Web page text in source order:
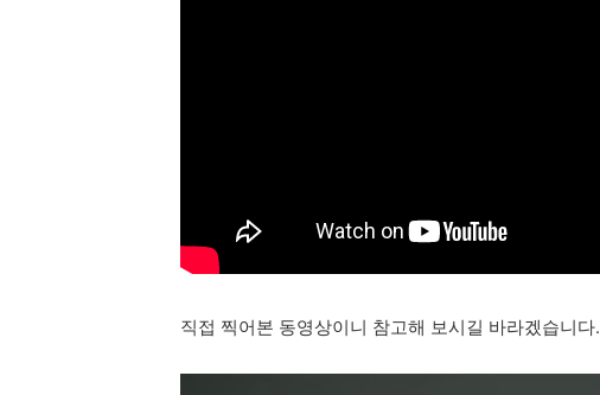
직접 찍어본 동영상이니 참고해 보시길 바라겠습니다.